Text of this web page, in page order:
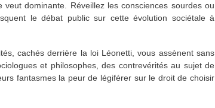
dominante. Réveillez les consciences sourdes ou
le débat public sur cette évolution sociétale à
cachés derrière la loi Léonetti, vous assènent sans
et philosophes, des contrevérités au sujet de
fantasmes la peur de légiférer sur le droit de choisir